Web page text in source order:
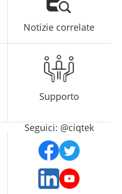
Notizie correlate
Supporto
Seguici: @ciqtek